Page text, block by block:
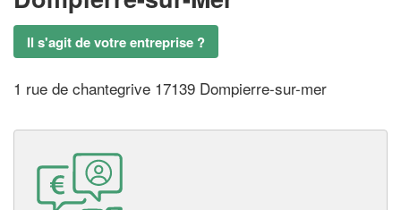
Il s'agit de votre entreprise ?
1 rue de chantegrive 17139 Dompierre-sur-mer